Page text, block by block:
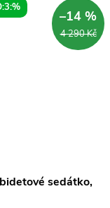
4 290 Kč
–14 %
sedátko,